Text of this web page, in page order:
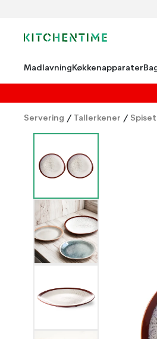
MadlavningKøkkenapparater
Servering / Tallerkener /